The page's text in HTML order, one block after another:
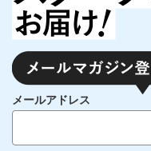
メールアドレス